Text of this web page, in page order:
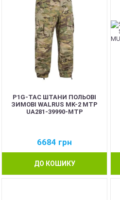
P1G-TAC ШТАНИ ПОЛЬОВІ
ЗИМОВІ WALRUS MK-2 MTP
UA281-39990-MTP
6684 грн
ДО КОШИКУ